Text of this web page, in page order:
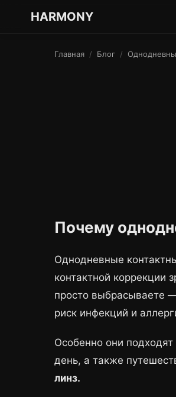
ГАРМОНИЯ ГЛАЗ
HARMONY
Главная / Блог /
Почему
Однодневные
контактной
просто выбрасываете
риск инфекций и
Особенно они
день, а также
линз.